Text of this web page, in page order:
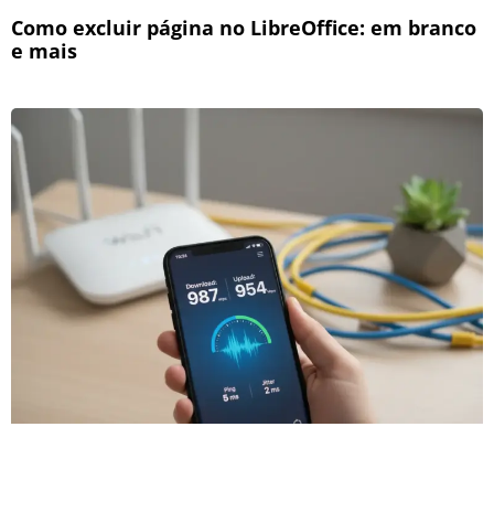
Como excluir página no LibreOffice: em branco
e mais